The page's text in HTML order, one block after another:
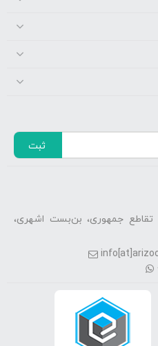
ثبت
تقاطع جمهوری، بن‌بست اشهری،